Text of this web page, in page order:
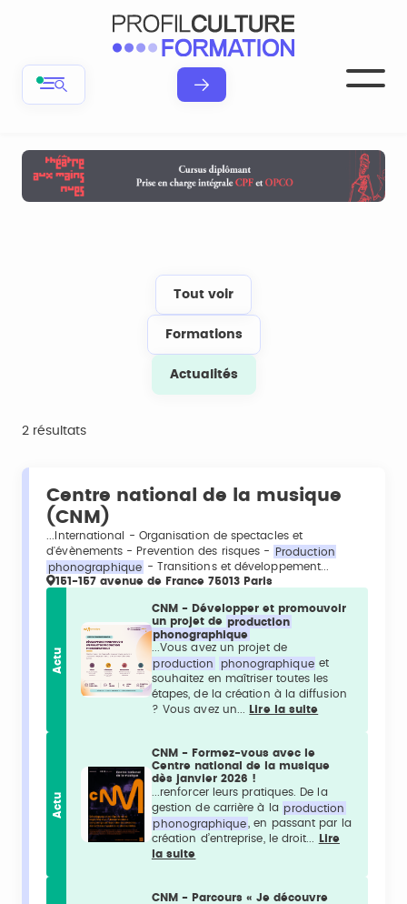
Tout voir
Formations
Actualités
2 résultats
Centre national de la musique
(CNM)
...International - Organisation de spectacles et
d'évènements - Prevention des risques -
Production
phonographique - Transitions et développement...
151-157 avenue de France 75013 Paris
Actu
CNM - Développer et promouvoir
un projet de production
phonographique
...Vous avez un projet de
production
phonographique et
souhaitez en maîtriser toutes les
étapes, de la création à la diffusion
? Vous avez un...
Lire la suite
Actu
CNM - Formez-vous avec le
Centre national de la musique
dès janvier 2026 !
...renforcer leurs pratiques. De la
gestion de carrière à la production
phonographique
, en passant par la
création d’entreprise, le droit...
Lire
la suite
CNM - Parcours « Je découvre